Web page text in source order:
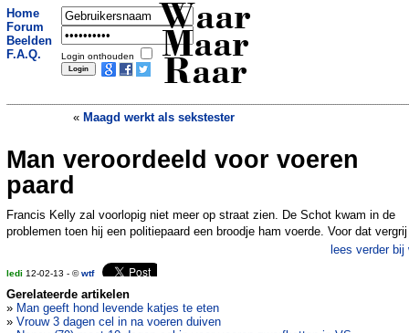
Home
Forum
Beelden
F.A.Q.
Login onthouden
Waar
Maar
Raar
« Maagd werkt als sekstester
Man laat huis na aan soapsterren
Man veroordeeld voor voeren
paard
Francis Kelly zal voorlopig niet meer op straat zien. De Schot kwam in de
problemen toen hij een politiepaard een broodje ham voerde. Voor dat vergrij
lees verder bij
ledi 12-02-13 - ©wtf
Gerelateerde artikelen
» Man geeft hond levende katjes te eten
» Vrouw 3 dagen cel in na voeren duiven